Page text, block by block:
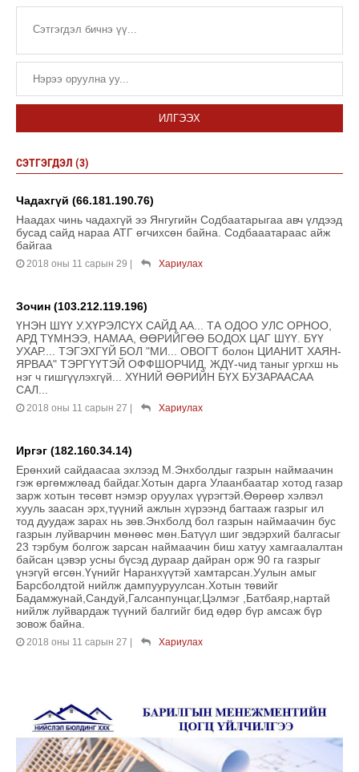
ИЛГЭЭХ
СЭТГЭГДЭЛ (3)
Чадахгүй (66.181.190.76)
Наадах чинь чадахгүй ээ Янгугийн Содбаатарыгаа авч үлдээд
бусад сайд нараа АТГ өгчихсөн байна. Содбааатараас айж
байгаа
2018 оны 11 сарын 29 Хариулах
Зочин (103.212.119.196)
ҮНЭН ШҮҮ У.ХҮРЭЛСҮХ САЙД АА... ТА ОДОО УЛС ОРНОО,
АРД ТҮМНЭЭ, НАМАА, ӨӨРИЙГӨӨ БОДОХ ЦАГ ШҮҮ. БҮҮ
УХАР.... ТЭГЭХГҮЙ БОЛ "МИ... ОВОГТ болон ЦИАНИТ ХАЯН-
ЯРВАА" ТЭРГҮҮТЭЙ ОФФШОРЧИД, ЖДҮ-чид таныг ургхш нь
нэг ч гишгүүлэхгүй... ХҮНИЙ ӨӨРИЙН БҮХ БУЗАРААСАА
САЛ...
2018 оны 11 сарын 27 Хариулах
Иргэг (182.160.34.14)
Ерөнхий сайдаасаа эхлээд М.Энхболдыг газрын наймаачин
гэж өргөмжлөад байдаг.Хотын дарга Улаанбаатар хотод газар
зарж хотын төсөвт нэмэр оруулах үүрэгтэй.Өөрөөр хэлвэл
хууль заасан эрх,түүний ажлын хүрээнд багтааж газрыг ил
тод дуудаж зарах нь зөв.Энхболд бол газрын наймаачин бус
газрын луйварчин мөнөөс мөн.Батүүл шиг эвдэрхий балгасыг
23 тэрбум болгож зарсан наймаачин биш хатуу хамгаалалтан
байсан цэвэр усны бүсэд дураар дайран орж 90 га газрыг
үнэгүй өгсөн.Үүнийг Наранхүүтэй хамтарсан.Уулын амыг
Барсболдтой нийлж дампууруулсан.Хотын төвийг
Бадамжунай,Сандуй,Галсанпунцаг,Цэлмэг ,Батбаяр,нартай
нийлж луйвардаж түүний балгийг бид өдөр бүр амсаж бүр
зовож байна.
2018 оны 11 сарын 27 Хариулах